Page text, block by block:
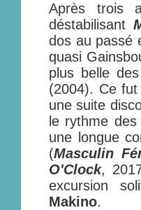
Après trois
déstabilisant
dos au passé
quasi
plus belle
(2004). Ce
une suite
le rythme
une longue
(Masculin
O'Clock,
excursion
Makino.